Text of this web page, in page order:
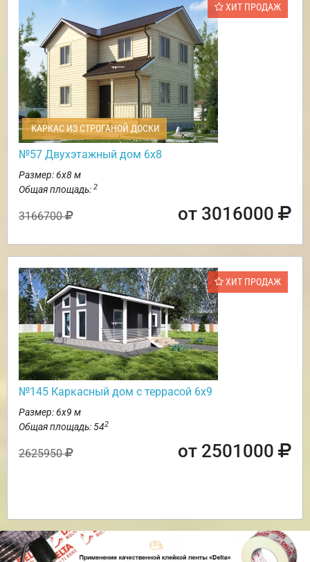
ХИТ ПРОДАЖ
КАРКАС ИЗ СТРОГАНОЙ ДОСКИ
№57 Двухэтажный дом 6х8
Размер: 6х8 м
Общая площадь: 2
3166700 от 3016000
ХИТ ПРОДАЖ
№145 Каркасный дом с террасой 6х9
Размер: 6х9 м
Общая площадь: 542
2625950 от 2501000